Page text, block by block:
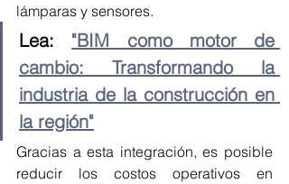
lámparas y sensores.
Lea: "BIM como motor de
cambio: Transformando la
industria de la construcción en
la región"
Gracias a esta integración, es posible
reducir los costos operativos en